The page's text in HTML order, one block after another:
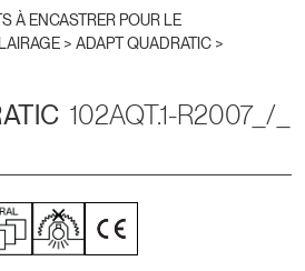
À ENCASTRER POUR LE
> ADAPT QUADRATIC >
102AQT.1-R2007_/_